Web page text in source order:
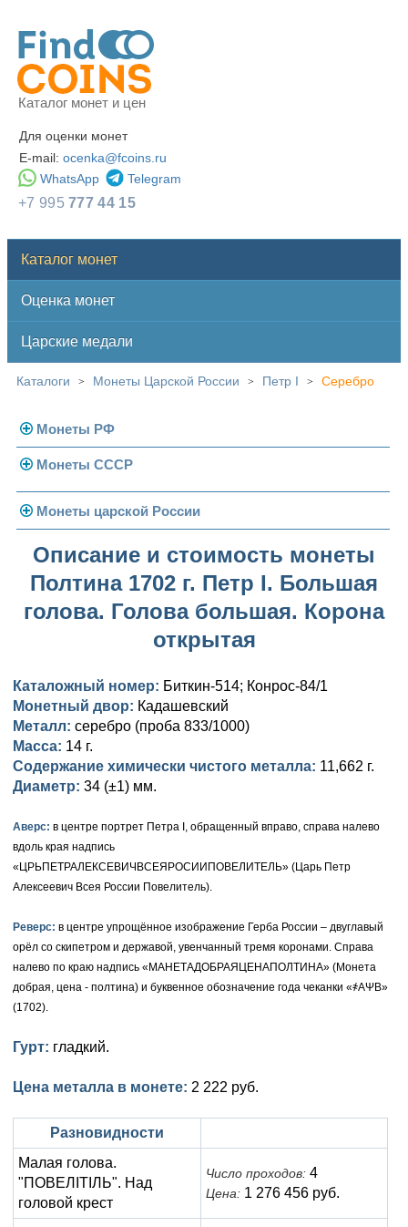
Каталог монет и цен
Для оценки монет
E-mail: ocenka@fcoins.ru
WhatsApp
Telegram
+7 995777 44 15
Каталог монет
Оценка монет
Царские медали
Каталоги > Монеты Царской России > Петр I > Серебро
Монеты РФ
Современная Россия
Монеты 1991-1993 гг.
Монеты СССР
Погодовка СССР
Монеты 1958 года
Золотые червонцы
Памятные и юбилейные
Монеты царской России
Николай II (1894-1917)
Золото
Серебро
Германская оккупация
Для Финляндии
Памятные и донативные
Александр III (1881-1894)
Золото
Для Финляндии
Памятные и донативные
Александр II (1855-1881)
Серебро
Медь
Для Финляндии
Платина, золото
Серебро
Медь
Русско-Польские
Для Польши
Памятные и донативные
Александр I (1801-1825)
Золото
Серебро
Для Грузии
Для Польши
Павел I (1796-1801)
Золото
Медь
Екатерина II (1762-1796)
Серебро
Медь
Сибирские монеты
Для Молдавии и Валахии
Таврические монеты
Елизавета I (1741-1762)
Золото
Серебро
Для Пруссии
Иоанн Антонович (1740-1741)
Анна Иоанновна (1730-1740)
Екатерина I (1725-1727)
Медь
Для Речи Посполитой
Описание и стоимость монеты
Полтина 1702 г. Петр I. Большая
голова. Голова большая. Корона
открытая
Каталожный номер: Биткин-514; Конрос-84/1
Монетный двор: Кадашевский
Металл: серебро (проба 833/1000)
Масса: 14 г.
Содержание химически чистого металла: 11,662 г.
Диаметр: 34 (±1) мм.
Аверс: в центре портрет Петра I, обращенный вправо, справа налево
вдоль края надпись
«ЦРЬПЕТРАЛЕКСЕВИЧВСЕЯРОСИИПОВЕЛИТЕЛЬ» (Царь Петр
Алексеевич Всея России Повелитель).
Реверс: в центре упрощённое изображение Герба России – двуглавый
орёл со скипетром и державой, увенчанный тремя коронами. Справа
налево по краю надпись «МАНЕТАДОБРАЯЦЕНАПОЛТИНА» (Монета
добрая, цена - полтина) и буквенное обозначение года чеканки «҂АΨВ»
(1702).
Гурт: гладкий.
Цена металла в монете: 2 222 руб.
Разновидности
Малая голова.
"ПОВЕЛITIЛЬ". Над
головой крест
Число проходов: 4
Цена: 1 276 456 руб.